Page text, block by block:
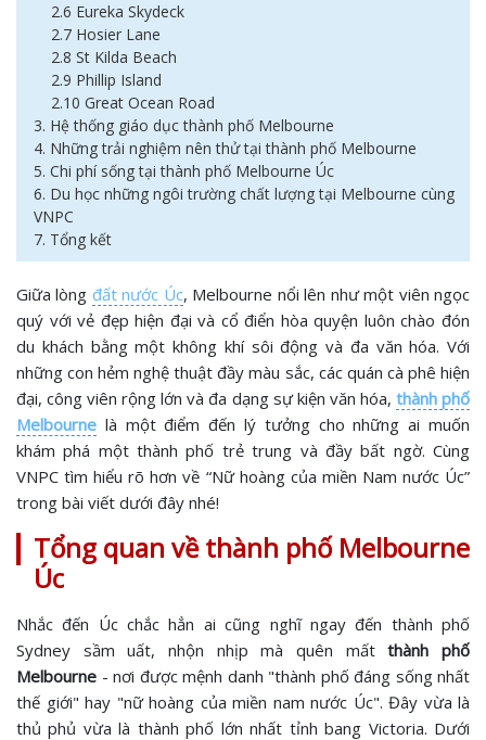
2.6 Eureka Skydeck
2.7 Hosier Lane
2.8 St Kilda Beach
2.9 Phillip Island
2.10 Great Ocean Road
3. Hệ thống giáo dục thành phố Melbourne
4. Những trải nghiệm nên thử tại thành phố Melbourne
5. Chi phí sống tại thành phố Melbourne Úc
6. Du học những ngôi trường chất lượng tại Melbourne cùng
VNPC
7. Tổng kết
Giữa lòng đất nước Úc, Melbourne nổi lên như một viên ngọc
quý với vẻ đẹp hiện đại và cổ điển hòa quyện luôn chào đón
du khách bằng một không khí sôi động và đa văn hóa. Với
những con hẻm nghệ thuật đầy màu sắc, các quán cà phê hiện
đại, công viên rộng lớn và đa dạng sự kiện văn hóa, thành phố
Melbourne là một điểm đến lý tưởng cho những ai muốn
khám phá một thành phố trẻ trung và đầy bất ngờ. Cùng
VNPC tìm hiểu rõ hơn về “Nữ hoàng của miền Nam nước Úc”
trong bài viết dưới đây nhé!
Tổng quan về thành phố Melbourne
Úc
Nhắc đến Úc chắc hẳn ai cũng nghĩ ngay đến thành phố
Sydney sầm uất, nhộn nhịp mà quên mấtthành phố
Melbourne - nơi được mệnh danh "thành phố đáng sống nhất
thế giới" hay "nữ hoàng của miền nam nước Úc". Đây vừa là
thủ phủ vừa là thành phố lớn nhất tỉnh bang Victoria. Dưới